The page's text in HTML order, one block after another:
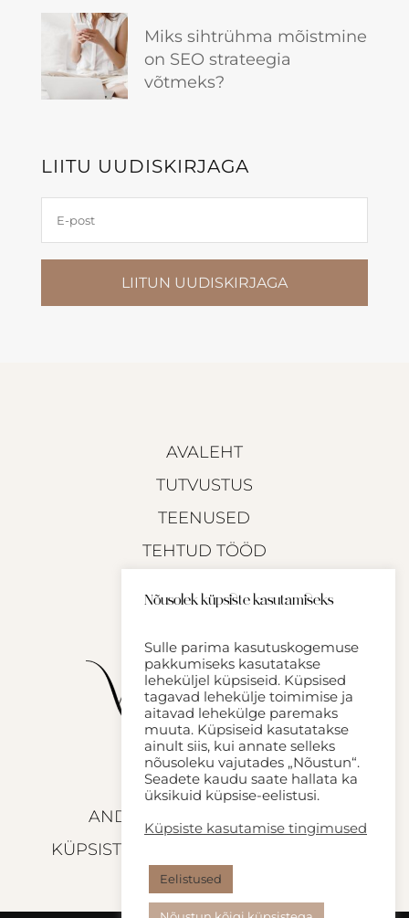
Miks sihtrühma mõistmine
on SEO strateegia
võtmeks?
LIITU UUDISKIRJAGA
LIITUN UUDISKIRJAGA
AVALEHT
TUTVUSTUS
TEENUSED
TEHTUD TÖÖD
ANDMEKAITSETINGIMUSED
KÜPSISTE KASUTAMISE TINGIMUSED
Nõusolek küpsiste kasutamiseks
Sulle parima kasutuskogemuse
pakkumiseks kasutatakse
leheküljel küpsiseid. Küpsised
tagavad lehekülje toimimise ja
aitavad lehekülge paremaks
muuta. Küpsiseid kasutatakse
ainult siis, kui annate selleks
nõusoleku vajutades „Nõustun“.
Seadete kaudu saate hallata ka
üksikuid küpsise-eelistusi.
Küpsiste kasutamise tingimused
Eelistused